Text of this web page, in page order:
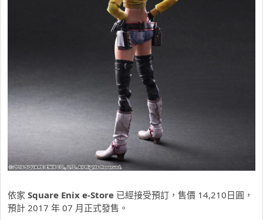
依家 Square Enix e-Store 已經接受預訂，售價 14,210日圓，
預計 2017 年 07 月正式發售。